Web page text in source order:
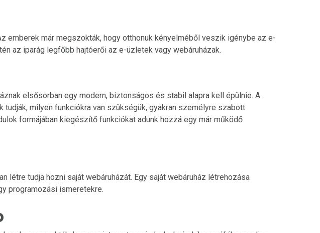
már megszokták, hogy otthonuk kényelméből veszik igénybe az e-
az iparág legfőbb hajtóerői az e-üzletek vagy webáruházak.
elsősorban egy modern, biztonságos és stabil alapra kell épülnie. A
milyen funkciókra van szükségük, gyakran személyre szabott
formájában kiegészítő funkciókat adunk hozzá egy már működő
létre tudja hozni saját webáruházát. Egy saját webáruház létrehozása
programozási ismeretekre.